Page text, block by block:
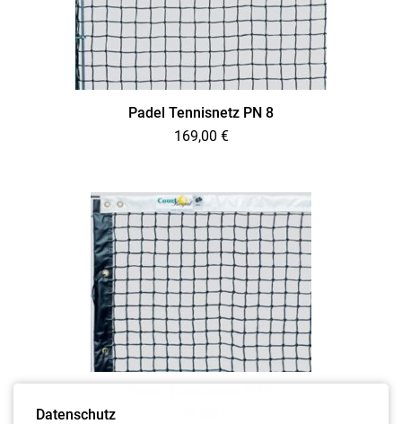
Padel Tennisnetz PN 8
169,00 €
Datenschutz